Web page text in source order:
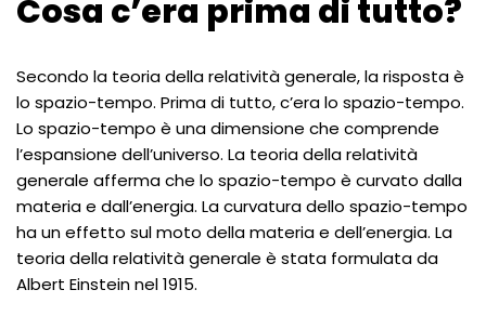
Cosa c’era prima di tutto?
Secondo la teoria della relatività generale, la risposta è
lo spazio-tempo. Prima di tutto, c’era lo spazio-tempo.
Lo spazio-tempo è una dimensione che comprende
l’espansione dell’universo. La teoria della relatività
generale afferma che lo spazio-tempo è curvato dalla
materia e dall’energia. La curvatura dello spazio-tempo
ha un effetto sul moto della materia e dell’energia. La
teoria della relatività generale è stata formulata da
Albert Einstein nel 1915.